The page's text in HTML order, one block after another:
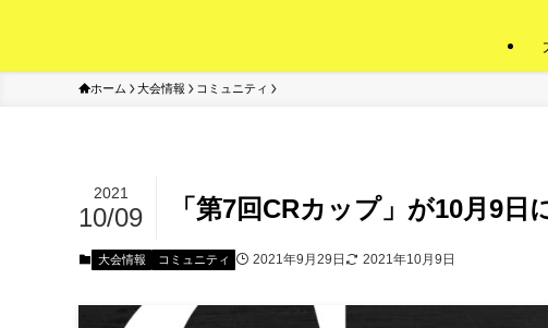
ホーム 大会情報 コミュニティ
「第7回CRカップ」が10月9日
2021
10/09
大会情報 コミュニティ 2021年9月29日 2021年10月9日